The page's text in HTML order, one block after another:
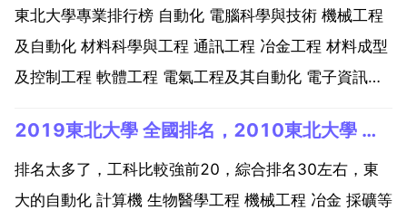
東北大學專業排行榜 自動化 電腦科學與技術 機械工程
及自動化 材料科學與工程 通訊工程 冶金工程 材料成型
及控制工程 軟體工程 電氣工程及其自動化 電子資訊工
學 會計學 工業工程 資訊與計算科學 國際經濟與 哲學
土木工程。東北大學 north...
2019東北大學 全國排名，2010東北大學 全國排名
排名太多了，工科比較強前20，綜合排名30左右，東
大的自動化 計算機 生物醫學工程 機械工程 冶金 採礦等